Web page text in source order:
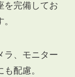
を完備してお
ラ、モニター
配慮。